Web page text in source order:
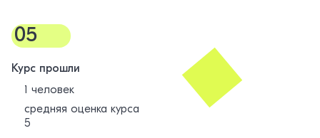
05
Курс прошли
1 человек
средняя оценка курса
5